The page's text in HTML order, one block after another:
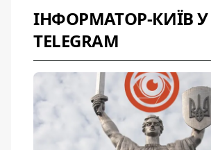
ІНФОРМАТОР-КИЇВ У
TELEGRAM